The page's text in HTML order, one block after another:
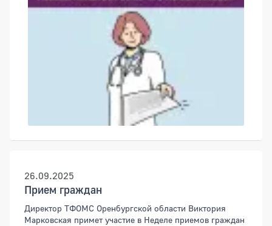
26.09.2025
Прием граждан
Директор ТФОМС Оренбургской области Виктория
Марковская примет участие в Неделе приемов граждан